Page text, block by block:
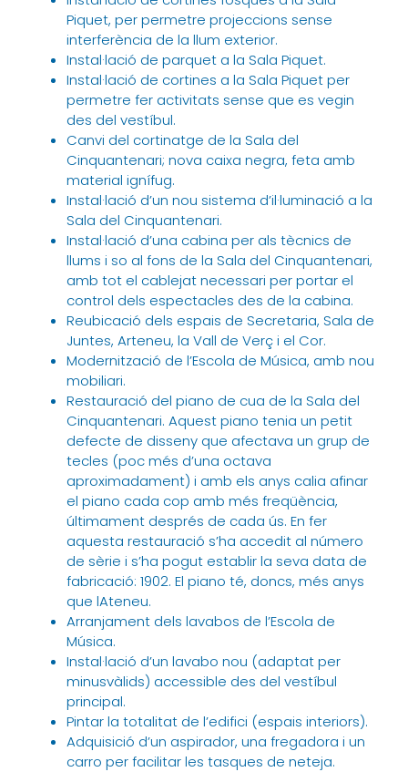
Piquet, per permetre projeccions sense
interferència de la llum exterior.
Instal·lació de parquet a la Sala Piquet.
Instal·lació de cortines a la Sala Piquet per
permetre fer activitats sense que es vegin
des del vestíbul.
Canvi del cortinatge de la Sala del
Cinquantenari; nova caixa negra, feta amb
material ignífug.
Instal·lació d’un nou sistema d’il·luminació a la
Sala del Cinquantenari.
Instal·lació d’una cabina per als tècnics de
llums i so al fons de la Sala del Cinquantenari,
amb tot el cablejat necessari per portar el
control dels espectacles des de la cabina.
Reubicació dels espais de Secretaria, Sala de
Juntes, Arteneu, la Vall de Verç i el Cor.
Modernització de l’Escola de Música, amb nou
mobiliari.
Restauració del piano de cua de la Sala del
Cinquantenari. Aquest piano tenia un petit
defecte de disseny que afectava un grup de
tecles (poc més d’una octava
aproximadament) i amb els anys calia afinar
el piano cada cop amb més freqüència,
últimament després de cada ús. En fer
aquesta restauració s’ha accedit al número
de sèrie i s’ha pogut establir la seva data de
fabricació: 1902. El piano té, doncs, més anys
que lAteneu.
Arranjament dels lavabos de l’Escola de
Música.
Instal·lació d’un lavabo nou (adaptat per
minusvàlids) accessible des del vestíbul
principal.
Pintar la totalitat de l’edifici (espais interiors).
Adquisició d’un aspirador, una fregadora i un
carro per facilitar les tasques de neteja.